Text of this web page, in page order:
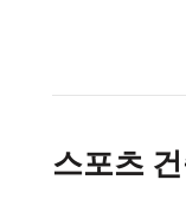
스포츠